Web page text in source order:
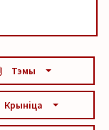
Тэмы
Крыніца